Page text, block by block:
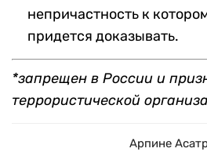
непричастность к
придется доказывать.
*запрещен в России и
террористической
Арпине